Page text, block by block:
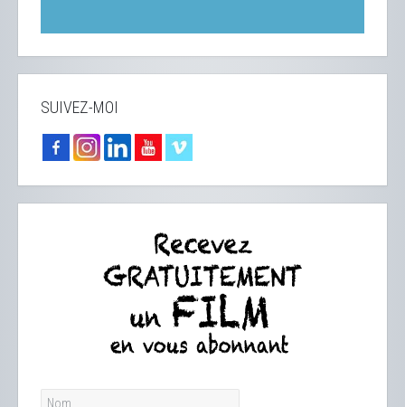
SUIVEZ-MOI